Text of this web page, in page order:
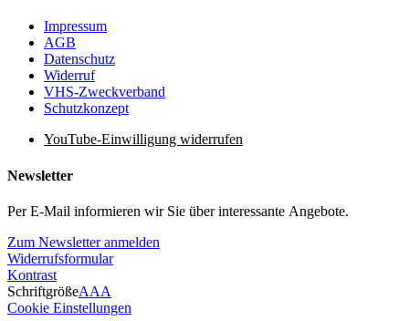
Impressum
AGB
Datenschutz
Widerruf
VHS-Zweckverband
Schutzkonzept
YouTube-Einwilligung widerrufen
Newsletter
Per E-Mail informieren wir Sie über interessante Angebote.
Zum Newsletter anmelden
Widerrufsformular
Kontrast
SchriftgrößeAAA
Cookie Einstellungen